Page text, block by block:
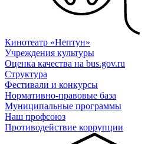
Кинотеатр «Нептун»
Учреждения культуры
Оценка качества на bus.gov.ru
Структура
Фестивали и конкурсы
Нормативно-правовые база
Муниципальные программы
Наш профсоюз
Противодействие коррупции